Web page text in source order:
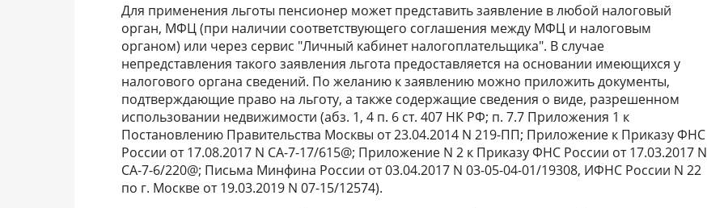
Для применения льготы пенсионер может представить заявление в любой налоговый
орган, МФЦ (при наличии соответствующего соглашения между МФЦ и налоговым
органом) или через сервис "Личный кабинет налогоплательщика". В случае
непредставления такого заявления льгота предоставляется на основании имеющихся у
налогового органа сведений. По желанию к заявлению можно приложить документы,
подтверждающие право на льготу, а также содержащие сведения о виде, разрешенном
использовании недвижимости (абз. 1, 4 п. 6 ст. 407 НК РФ; п. 7.7 Приложения 1 к
Постановлению Правительства Москвы от 23.04.2014 N 219-ПП; Приложение к Приказу ФНС
России от 17.08.2017 N СА-7-17/615@; Приложение N 2 к Приказу ФНС России от 17.03.2017 N
СА-7-6/220@; Письма Минфина России от 03.04.2017 N 03-05-04-01/19308, ИФНС России N 22
по г. Москве от 19.03.2019 N 07-15/12574).